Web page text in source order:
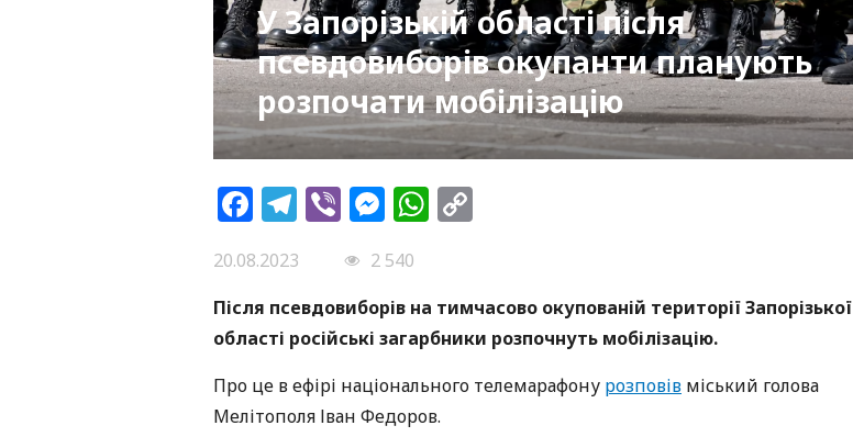
У Запорізькій області після
псевдовиборів окупанти планують
розпочати мобілізацію
Facebook
Telegram
ViberMessenger
WhatsApp
20.08.2023
2 540
Після псевдовиборів на тимчасово окупованій території Запорізької
області російські загарбники розпочнуть мобілізацію.
Про це в ефірі національного телемарафону розповів міський голова
Мелітополя Іван Федоров.